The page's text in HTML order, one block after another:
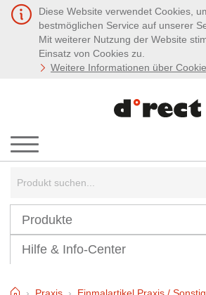
Diese Website verwendet Cookies,
bestmöglichen Service auf unserer
Mit weiterer Nutzung der Website
Einsatz von Cookies zu.
Weitere Informationen über
Menü
Produkte
Hilfe & Info-Center
Home